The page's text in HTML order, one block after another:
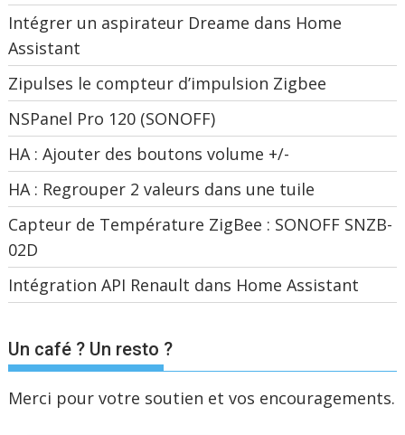
Intégrer un aspirateur Dreame dans Home
Assistant
Zipulses le compteur d’impulsion Zigbee
NSPanel Pro 120 (SONOFF)
HA : Ajouter des boutons volume +/-
HA : Regrouper 2 valeurs dans une tuile
Capteur de Température ZigBee : SONOFF SNZB-
02D
Intégration API Renault dans Home Assistant
Un café ? Un resto ?
Merci pour votre soutien et vos encouragements.